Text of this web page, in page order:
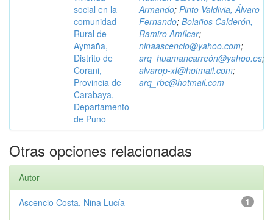
social en la
comunidad
Rural de
Aymaña,
Distrito de
Corani,
Provincia de
Carabaya,
Departamento
de Puno
Armando; Pinto Valdivia, Álvaro
Fernando; Bolaños Calderón,
Ramiro Amílcar;
ninaascencio@yahoo.com;
arq_huamancarreón@yahoo.es;
alvarop-xI@hotmail.com;
arq_rbc@hotmail.com
Otras opciones relacionadas
Autor
1
Ascencio Costa, Nina Lucía